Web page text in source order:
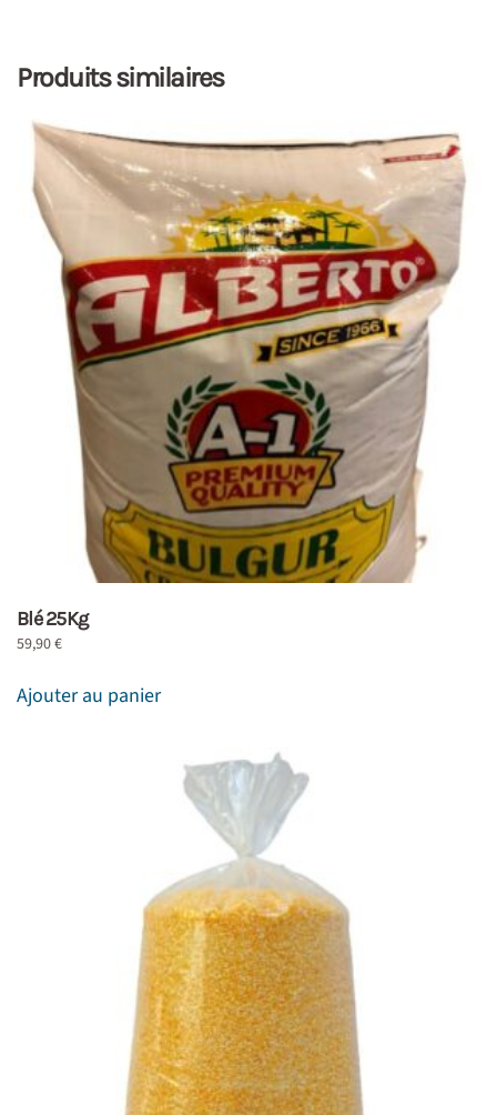
Produits similaires
Blé 25Kg
59,90€
Ajouter au panier